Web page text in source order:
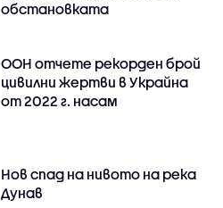
обстановката
ООН отчете рекорден брой
цивилни жертви в Украйна
от 2022 г. насам
Нов спад на нивото на река
Дунав